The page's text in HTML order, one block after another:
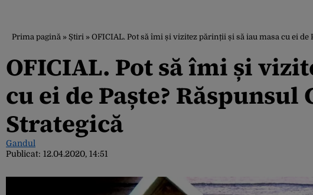
Prima pagină » Știri » OFICIAL. Pot să îmi și vizitez părinții și să iau masa cu ei
OFICIAL. Pot să îmi și
cu ei de Paște?
Strategică
Gandul
Publicat: 12.04.2020, 14:51